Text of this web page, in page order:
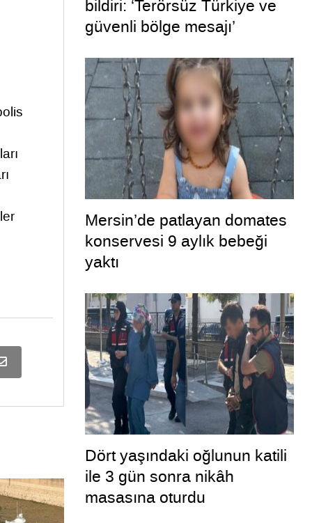
bildiri: ‘Terörsüz Türkiye ve
güvenli bölge mesajı’
Mersin’de patlayan domates
konservesi 9 aylık bebeği
yaktı
Dört yaşındaki oğlunun katili
ile 3 gün sonra nikâh
masasına oturdu